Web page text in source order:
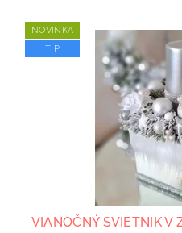
NOVINKA
TIP
VIANOČNÝ SVIETNIK V